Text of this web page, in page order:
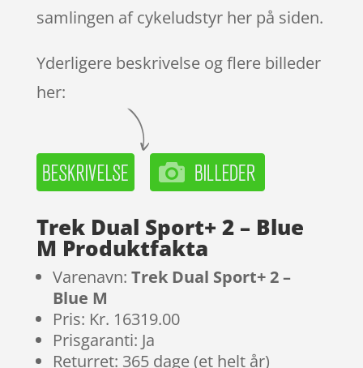
samlingen af cykeludstyr her på siden.
Yderligere beskrivelse og flere billeder
her:
Trek Dual Sport+ 2 – Blue
M Produktfakta
Varenavn: Trek Dual Sport+ 2 –
Blue M
Pris: Kr. 16319.00
Prisgaranti: Ja
Returret: 365 dage (et helt år)